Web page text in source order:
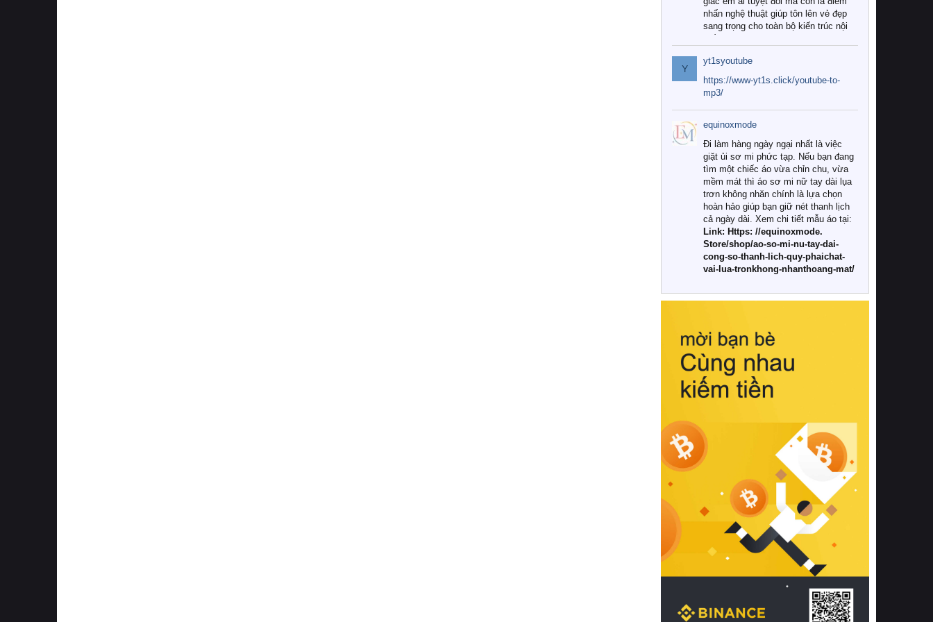
nhấn nghệ thuật giúp tôn lên vẻ đẹp
sang trọng cho toàn bộ kiến trúc nội
Tuy nhiên, giữa thị trường đa dạng
với vô vàn thương hiệu và mẫu mã
như hiện nay, làm thế nào để chọn
được những bộ chăn ga gối đệm cao
cấp thực sự chất lượng, phù hợp với
khí hậu và nhu cầu sử dụng của gia
đình? Hãy cùng chúng tôi đi tìm lời
giải đáp chi tiết qua bài viết dưới đây.
1. Tại sao các gia đình hiện đại lại ưa
chuộng chăn ga gối đệm cao cấp?
Khác với các dòng sản phẩm thông
thường, những bộ chăn ga gối đệm
cao cấp trải qua quy trình sản xuất
nghiêm ngặt từ khâu chọn lọc nguyên
liệu tự nhiên đến công nghệ dệt
nhuộm hiện đại không chứa hóa chất
này, bạn sẽ cảm nhận rõ rệt sự khác
hồi chuẩn xác của phần đệm nâng đỡ
cột sống.
Bên cạnh đó, việc lựa chọn các dòng
sản phẩm đạt chuẩn chất lượng quốc
tế còn giúp ngăn ngừa tình trạng kích
khuẩn và nấm mốc trong điều kiện
thời tiết nóng ẩm. Bạn có thể tìm hiểu
thêm các nghiên cứu khoa học về tác
động của giấc ngủ và môi trường
phòng ngủ đối với sức khỏe con
người tại Sleep Foundation (External
Link) để có cái nhìn toàn diện hơn.
2. Các tiêu chí vàng khi lựa chọn
chăn ga gối đệm cao cấp cho phòng
ngủ
Để sở hữu một bộ chăn ga gối đệm
cao cấp hoàn hảo cả về thẩm mỹ lẫn
công năng, người tiêu dùng cần cân
nhắc kỹ lưỡng các tiêu chí quan trọng
Y
yt1syoutube
https://www-yt1s.click/youtube-to-
mp3/
equinoxmode
Đi làm hàng ngày ngại nhất là việc
giặt ủi sơ mi phức tạp. Nếu bạn đang
tìm một chiếc áo vừa chỉn chu, vừa
mềm mát thì áo sơ mi nữ tay dài lụa
trơn không nhăn chính là lựa chọn
hoàn hảo giúp bạn giữ nét thanh lịch
cả ngày dài. Xem chi tiết mẫu áo tại:
Link: Https: //equinoxmode.
Store/shop/ao-so-mi-nu-tay-dai-
cong-so-thanh-lich-quy-phaichat-
vai-lua-tronkhong-nhanthoang-mat/